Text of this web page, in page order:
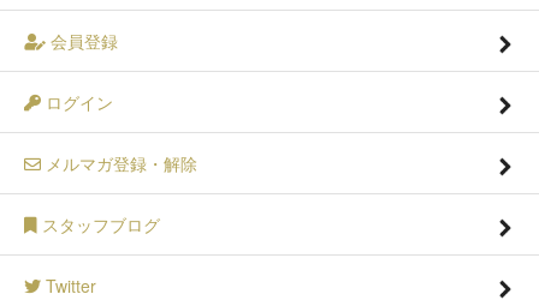
会員登録
ログイン
メルマガ登録・解除
スタッフブログ
Twitter